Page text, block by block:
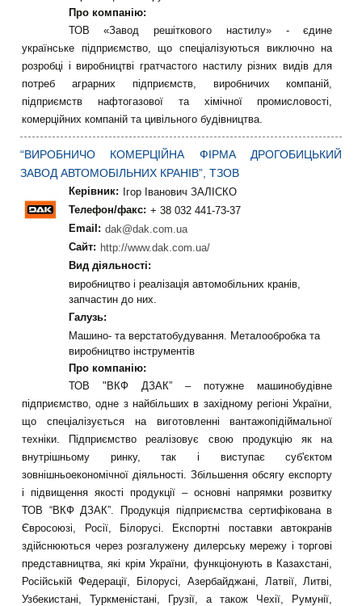
Про компанію:
ТОВ «Завод решіткового настилу» - єдине
українське підприємство, що спеціалізуються виключно на
розробці і виробництві гратчастого настилу різних видів для
потреб аграрних підприємств, виробничих компаній,
підприємств нафтогазової та хімічної промисловості,
комерційних компаній та цивільного будівництва.
“ВИРОБНИЧО КОМЕРЦІЙНА ФІРМА ДРОГОБИЦЬКИЙ
ЗАВОД АВТОМОБІЛЬНИХ КРАНІВ”, ТЗОВ
Керівник:
Ігор Іванович ЗАЛІСКО
Телефон/факс: + 38 032 441-73-37
Email: dak@dak.com.ua
Сайт: http://www.dak.com.ua/
Вид діяльності:
виробництво і реалізація автомобільних кранів,
запчастин до них.
Галузь:
Машино- та верстатобудування. Металообробка та
виробництво інструментів
Про компанію:
ТОВ "ВКФ ДЗАК” – потужне машинобудівне
підприємство, одне з найбільших в західному регіоні України,
що спеціалізується на виготовленні вантажопідіймальної
техніки. Підприємство реалізовує свою продукцію як на
внутрішньому ринку, так і виступає суб'єктом
зовнішньоекономічної діяльності. Збільшення обсягу експорту
і підвищення якості продукції – основні напрямки розвитку
ТОВ “ВКФ ДЗАК”. Продукція підприємства сертифікована в
Євросоюзі, Росії, Білорусі. Експортні поставки автокранів
здійснюються через розгалужену дилерську мережу і торгові
представництва, які крім України, функціонують в Казахстані,
Російській Федерації, Білорусі, Азербайджані, Латвії, Литві,
Узбекистані, Туркменістані, Грузії, а також Чехії, Румунії,